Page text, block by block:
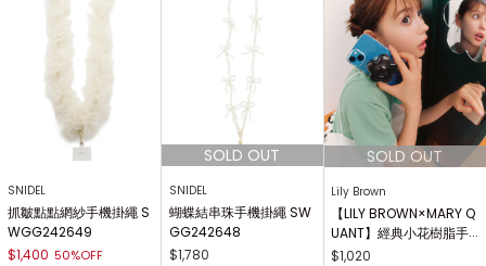
SNIDEL
抓皺點點網紗手機掛繩 S
WGG242649
$1,400 50%OFF
SNIDEL
蝴蝶結串珠手機掛繩 SW
GG242648
$1,780
Lily Brown
【LILY BROWN×MARY Q
UANT】經典小花樹脂手
機支架 LWGG241346
$1,020